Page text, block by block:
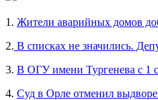
1. Жители аварийных домов
2. В списках не значились.
3. В ОГУ имени Тургенева с 1
4. Суд в Орле отменил